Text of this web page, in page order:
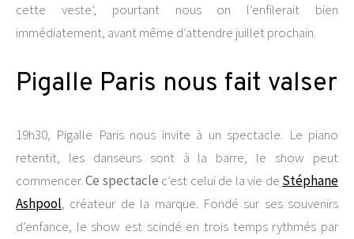
cette veste’, pourtant nous on l’enfilerait bien
immédiatement, avant même d’attendre juillet prochain.
Pigalle Paris nous fait valser
19h30, Pigalle Paris nous invite à un spectacle. Le piano
retentit, les danseurs sont à la barre, le show peut
commencer.Ce spectacle c’est celui de la vie de Stéphane
Ashpool, créateur de la marque. Fondé sur ses souvenirs
d’enfance, le show est scindé en trois temps rythmés par